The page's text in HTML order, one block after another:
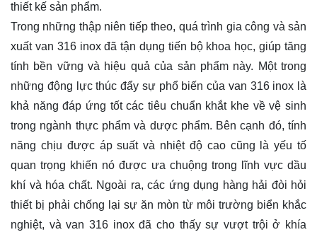
thiết kế sản phẩm.
Trong những thập niên tiếp theo, quá trình gia công và sản
xuất van 316 inox đã tận dụng tiến bộ khoa học, giúp tăng
tính bền vững và hiệu quả của sản phẩm này. Một trong
những động lực thúc đẩy sự phổ biến của van 316 inox là
khả năng đáp ứng tốt các tiêu chuẩn khắt khe về vệ sinh
trong ngành thực phẩm và dược phẩm. Bên cạnh đó, tính
năng chịu được áp suất và nhiệt độ cao cũng là yếu tố
quan trọng khiến nó được ưa chuộng trong lĩnh vực dầu
khí và hóa chất. Ngoài ra, các ứng dụng hàng hải đòi hỏi
thiết bị phải chống lại sự ăn mòn từ môi trường biển khắc
nghiệt, và van 316 inox đã cho thấy sự vượt trội ở khía